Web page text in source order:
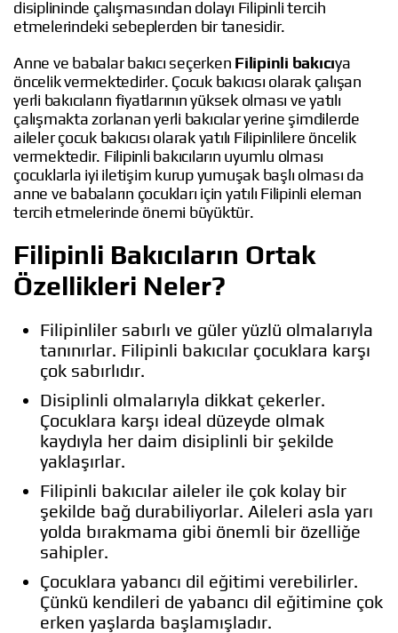
disiplininde çalışmasından dolayı Filipinli tercih
etmelerindeki sebeplerden bir tanesidir.
Anne ve babalar bakıcı seçerken Filipinli bakıcıya
öncelik vermektedirler. Çocuk bakıcısı olarak çalışan
yerli bakıcıların fiyatlarının yüksek olması ve yatılı
çalışmakta zorlanan yerli bakıcılar yerine şimdilerde
aileler çocuk bakıcısı olarak yatılı Filipinlilere öncelik
vermektedir. Filipinli bakıcıların uyumlu olması
çocuklarla iyi iletişim kurup yumuşak başlı olması da
anne ve babaların çocukları için yatılı Filipinli eleman
tercih etmelerinde önemi büyüktür.
Filipinli Bakıcıların Ortak
Özellikleri Neler?
Filipinliler sabırlı ve güler yüzlü olmalarıyla
tanınırlar. Filipinli bakıcılar çocuklara karşı
çok sabırlıdır.
Disiplinli olmalarıyla dikkat çekerler.
Çocuklara karşı ideal düzeyde olmak
kaydıyla her daim disiplinli bir şekilde
yaklaşırlar.
Filipinli bakıcılar aileler ile çok kolay bir
şekilde bağ durabiliyorlar. Aileleri asla yarı
yolda bırakmama gibi önemli bir özelliğe
sahipler.
Çocuklara yabancı dil eğitimi verebilirler.
Çünkü kendileri de yabancı dil eğitimine çok
erken yaşlarda başlamışladır.